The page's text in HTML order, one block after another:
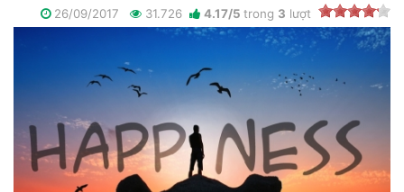
26/09/2017 31.726 4.17/5 trong 3 lượt